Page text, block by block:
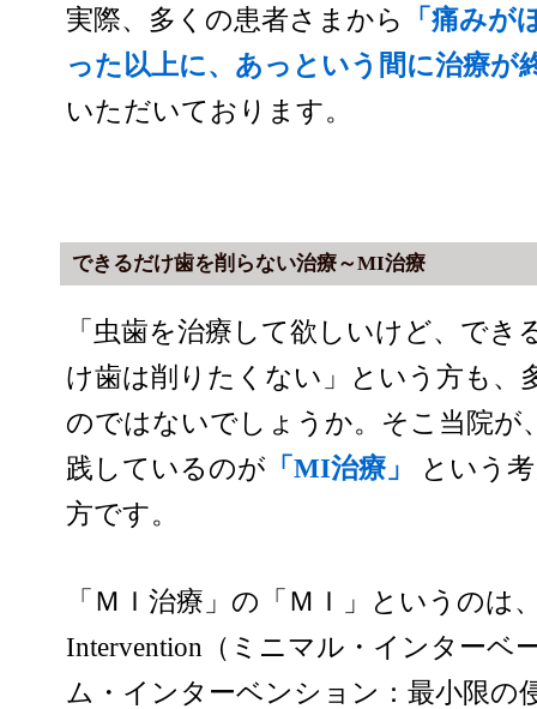
実際、多くの患者さまから
「痛みが
った以上に、あっという間に治療が
いただいております。
できるだけ歯を削らない治療～MI治療
「虫歯を治療して欲しいけど、でき
け歯は削りたくない」という方も、
のではないでしょうか。そこ当院が
践しているのが 「MI治療」
という
方です。
「ＭＩ治療」の「ＭＩ」というのは
Intervention（ミニマル・インターベ
ム・インターベンション：最小限の